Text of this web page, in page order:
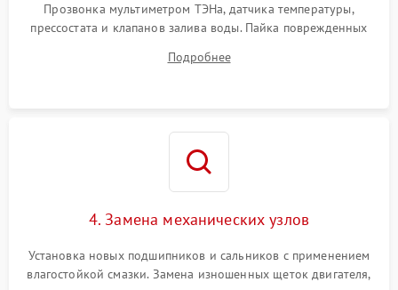
Прозвонка мультиметром ТЭНа, датчика температуры,
прессостата и клапанов залива воды. Пайка поврежденных
Восстановление целостности проводки и контактов.
Подробнее
4. Замена механических узлов
Установка новых подшипников и сальников с применением
влагостойкой смазки. Замена изношенных щеток двигателя,